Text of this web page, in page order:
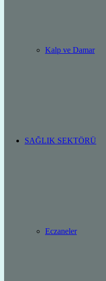
Kalp ve Damar
SAĞLIK SEKTÖRÜ
Eczaneler